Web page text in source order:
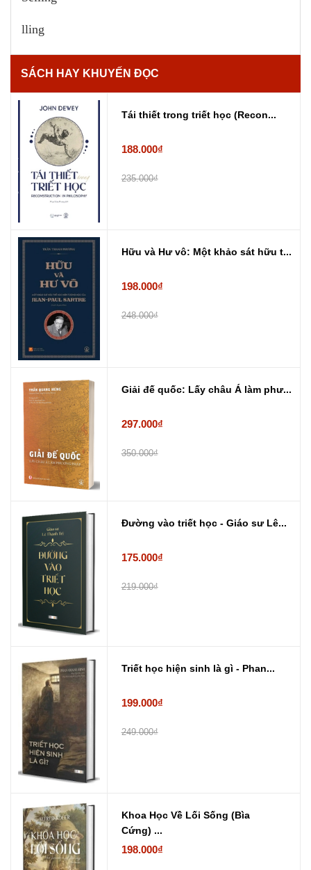
lling
SÁCH HAY KHUYẾN ĐỌC
Tái thiết trong triết học (Recon...
188.000₫
235.000₫
Hữu và Hư vô: Một khảo sát hữu t...
198.000₫
248.000₫
Giải đế quốc: Lấy châu Á làm phư...
297.000₫
350.000₫
Đường vào triết học - Giáo sư Lê...
175.000₫
219.000₫
Triết học hiện sinh là gì - Phan...
199.000₫
249.000₫
Khoa Học Về Lối Sống (Bìa
Cứng) ...
198.000₫